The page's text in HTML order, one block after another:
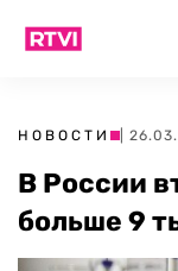
НОВОСТИ |
В России
больше 9